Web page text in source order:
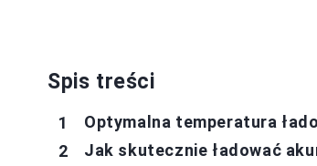
Spis treści
Optymalna temperatura
Jak skutecznie ładować